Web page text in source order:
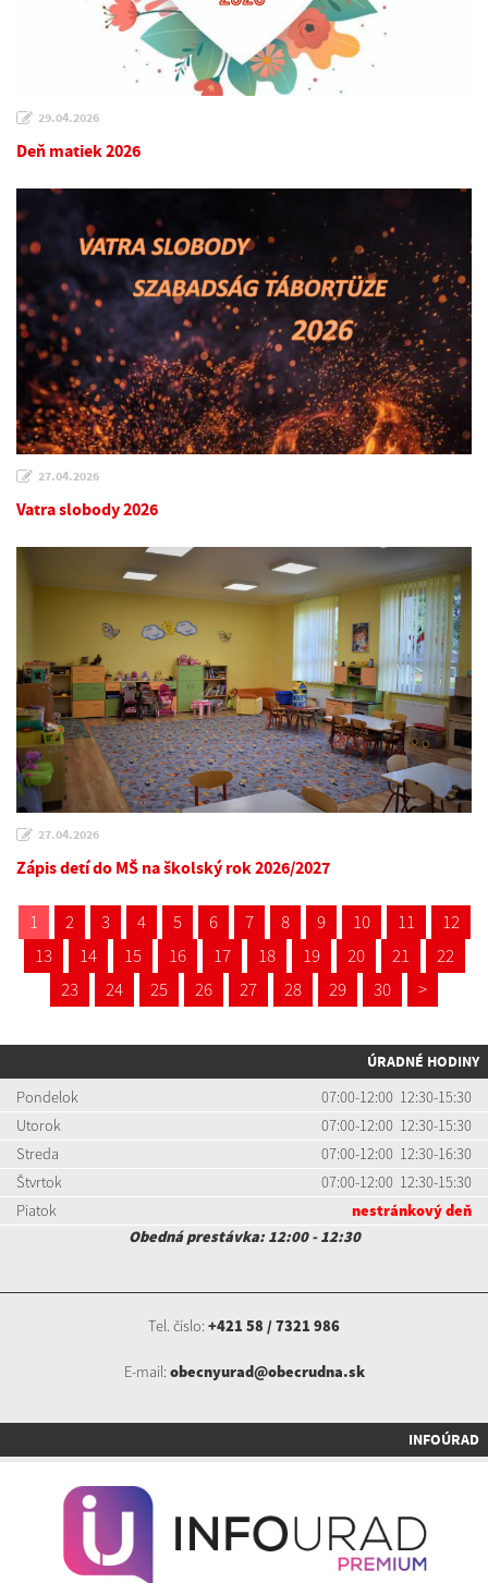
29.04.2026
Deň matiek 2026
27.04.2026
Vatra slobody 2026
27.04.2026
Zápis detí do MŠ na školský rok 2026/2027
1 2 3 4 5 6 7 8 9 10 11
12
13
14 15 16 17 18 19 20 21
22
23
24 25 26 27 28 29 30 >
ÚRADNÉ HODINY
Pondelok
07:00-12:00 12:30-15:30
Utorok
07:00-12:00 12:30-15:30
Streda
07:00-12:00 12:30-16:30
Štvrtok
07:00-12:00 12:30-15:30
Piatok
nestránkový deň
Obedná prestávka: 12:00 - 12:30
Tel. číslo: +421 58 / 7321 986
E-mail: obecnyurad@obecrudna.sk
INFOÚRAD